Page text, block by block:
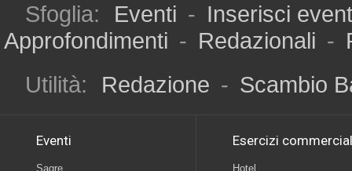
Sfoglia: Eventi - Inserisci
Approfondimenti - Redazionali -
Utilità:
Redazione - Scambio
Eventi
Sagre
Esercizi
Hotel